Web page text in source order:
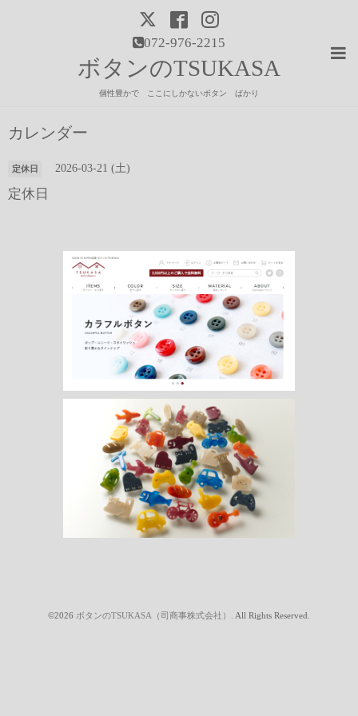
072-976-2215
ボタンのTSUKASA
個性豊かで ここにしかないボタン ばかり
カレンダー
定休日 2026-03-21 (土)
定休日
©2026 ボタンのTSUKASA（司商事株式会社） . All Rights Reserved.